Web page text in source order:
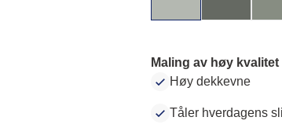
Maling av høy kvalitet
Høy dekkevne
Tåler hverdagens